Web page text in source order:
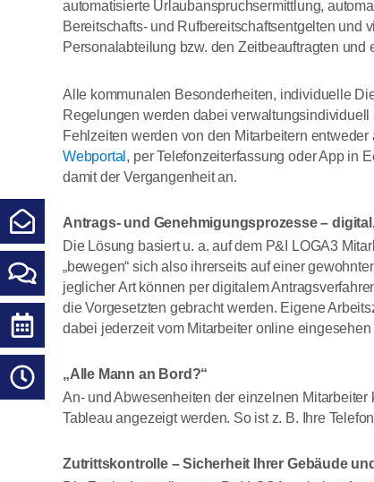
automatisierte Urlaubanspruchsermittlung,
Bereitschafts- und Rufbereitschaftsentgelten und
Personalabteilung bzw. den Zeitbeauftragten
Alle kommunalen Besonderheiten, individuelle
Regelungen werden dabei
Fehlzeiten werden von den Mitarbeitern
Webportal , per Telefonzeiterfassung oder App in
damit der Vergangenheit an.
Antrags- und Genehmigungsprozesse –
Die Lösung basiert u. a. auf dem P&I LOGA3
„bewegen“ sich also ihrerseits auf einer
jeglicher Art können per digitalem
die Vorgesetzten gebracht werden. Eigene
dabei jederzeit vom Mitarbeiter online
„Alle Mann an Bord?“
An- und Abwesenheiten der einzelnen
Tableau angezeigt werden. So ist z. B. Ihre
Zutrittskontrolle – Sicherheit Ihrer Gebäude